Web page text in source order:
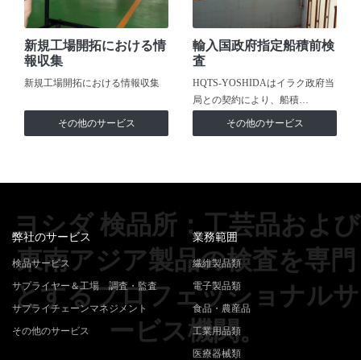
新規工場開拓における情
報収集
新規工場開拓における情報収集
その他のサービス
輸入国政府指定船積前検
査
HQTS-YOSHIDAはイラク政府当
局との契約により、船積…
その他のサービス
ヨシダ 検品所：工芸品および
東南アジア製品の検査を専門
とするプロフェッショナルサ
ービス機関。
弊社のサービス
検品サービス
サプライヤー＆工場 調査・監査
サプライチェーンマネジメント
その他のサービス
業務範囲
繊維製品類
電子製品類
食品・農産品
工業用品類
医療器械類